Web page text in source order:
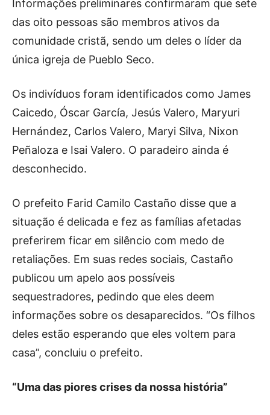
Informações preliminares confirmaram que sete
das oito pessoas são membros ativos da
comunidade cristã, sendo um deles o líder da
única igreja de Pueblo Seco.
Os indivíduos foram identificados como James
Caicedo, Óscar García, Jesús Valero, Maryuri
Hernández, Carlos Valero, Maryi Silva, Nixon
Peñaloza e Isai Valero. O paradeiro ainda é
desconhecido.
O prefeito Farid Camilo Castaño disse que a
situação é delicada e fez as famílias afetadas
preferirem ficar em silêncio com medo de
retaliações. Em suas redes sociais, Castaño
publicou um apelo aos possíveis
sequestradores, pedindo que eles deem
informações sobre os desaparecidos. “Os filhos
deles estão esperando que eles voltem para
casa”, concluiu o prefeito.
“Uma das piores crises da nossa história”